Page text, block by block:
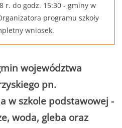
r. do godz. 15:30 - gminy w
programu szkoły
wniosek.
województwa
pn.
w szkole podstawowej -
woda, gleba oraz